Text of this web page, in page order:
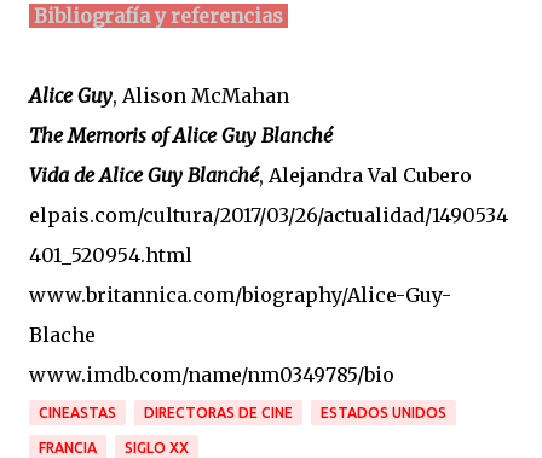
Bibliografía y referencias
Alice Guy, Alison McMahan
The Memoris of Alice Guy Blanché
Vida de Alice Guy Blanché, Alejandra Val Cubero
elpais.com/cultura/2017/03/26/actualidad/1490534
401_520954.html
www.britannica.com/biography/Alice-Guy-
Blache
www.imdb.com/name/nm0349785/bio
CINEASTAS DIRECTORAS DE CINE ESTADOS UNIDOS
FRANCIA SIGLO XX